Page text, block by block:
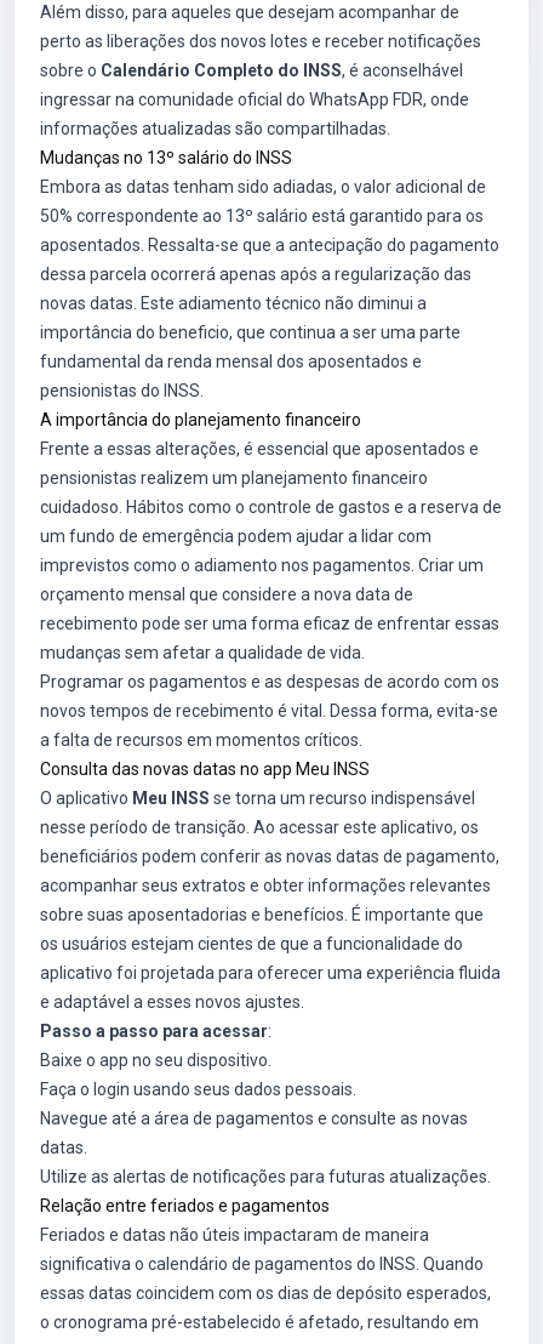
Além disso, para aqueles que desejam acompanhar de
perto as liberações dos novos lotes e receber notificações
sobre o Calendário Completo do INSS, é aconselhável
ingressar na comunidade oficial do WhatsApp FDR, onde
informações atualizadas são compartilhadas.
Mudanças no 13º salário do INSS
Embora as datas tenham sido adiadas, o valor adicional de
50% correspondente ao 13º salário está garantido para os
aposentados. Ressalta-se que a antecipação do pagamento
dessa parcela ocorrerá apenas após a regularização das
novas datas. Este adiamento técnico não diminui a
importância do beneficio, que continua a ser uma parte
fundamental da renda mensal dos aposentados e
pensionistas do INSS.
A importância do planejamento financeiro
Frente a essas alterações, é essencial que aposentados e
pensionistas realizem um planejamento financeiro
cuidadoso. Hábitos como o controle de gastos e a reserva de
um fundo de emergência podem ajudar a lidar com
imprevistos como o adiamento nos pagamentos. Criar um
orçamento mensal que considere a nova data de
recebimento pode ser uma forma eficaz de enfrentar essas
mudanças sem afetar a qualidade de vida.
Programar os pagamentos e as despesas de acordo com os
novos tempos de recebimento é vital. Dessa forma, evita-se
a falta de recursos em momentos críticos.
Consulta das novas datas no app Meu INSS
O aplicativo Meu INSS se torna um recurso indispensável
nesse período de transição. Ao acessar este aplicativo, os
beneficiários podem conferir as novas datas de pagamento,
acompanhar seus extratos e obter informações relevantes
sobre suas aposentadorias e benefícios. É importante que
os usuários estejam cientes de que a funcionalidade do
aplicativo foi projetada para oferecer uma experiência fluida
e adaptável a esses novos ajustes.
Passo a passo para acessar:
Baixe o app no seu dispositivo.
Faça o login usando seus dados pessoais.
Navegue até a área de pagamentos e consulte as novas
datas.
Utilize as alertas de notificações para futuras atualizações.
Relação entre feriados e pagamentos
Feriados e datas não úteis impactaram de maneira
significativa o calendário de pagamentos do INSS. Quando
essas datas coincidem com os dias de depósito esperados,
o cronograma pré-estabelecido é afetado, resultando em